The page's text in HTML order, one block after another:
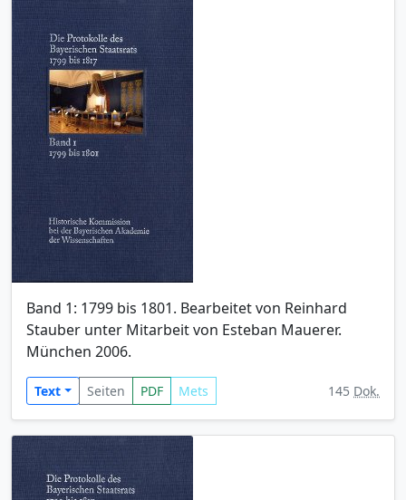
Band 1: 1799 bis 1801. Bearbeitet von Reinhard
Stauber unter Mitarbeit von Esteban Mauerer.
München 2006.
Text Seiten PDF Mets 145 Dok.